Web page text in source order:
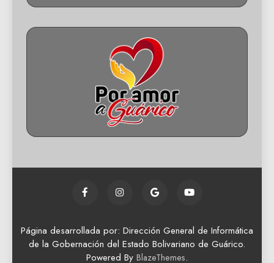
Página desarrollada por: Dirección General de Informática
de la Gobernación del Estado Bolivariano de Guárico.
Powered By BlazeThemes.